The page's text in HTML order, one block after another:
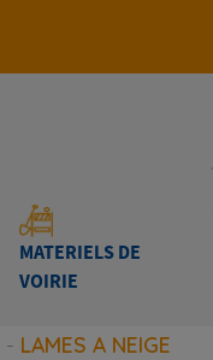
MATERIELS DE
VOIRIE
- LAMES A NEIGE